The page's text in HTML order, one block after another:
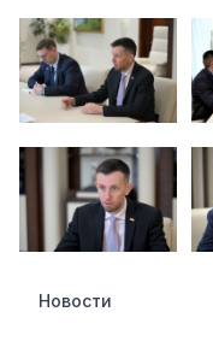
Новости